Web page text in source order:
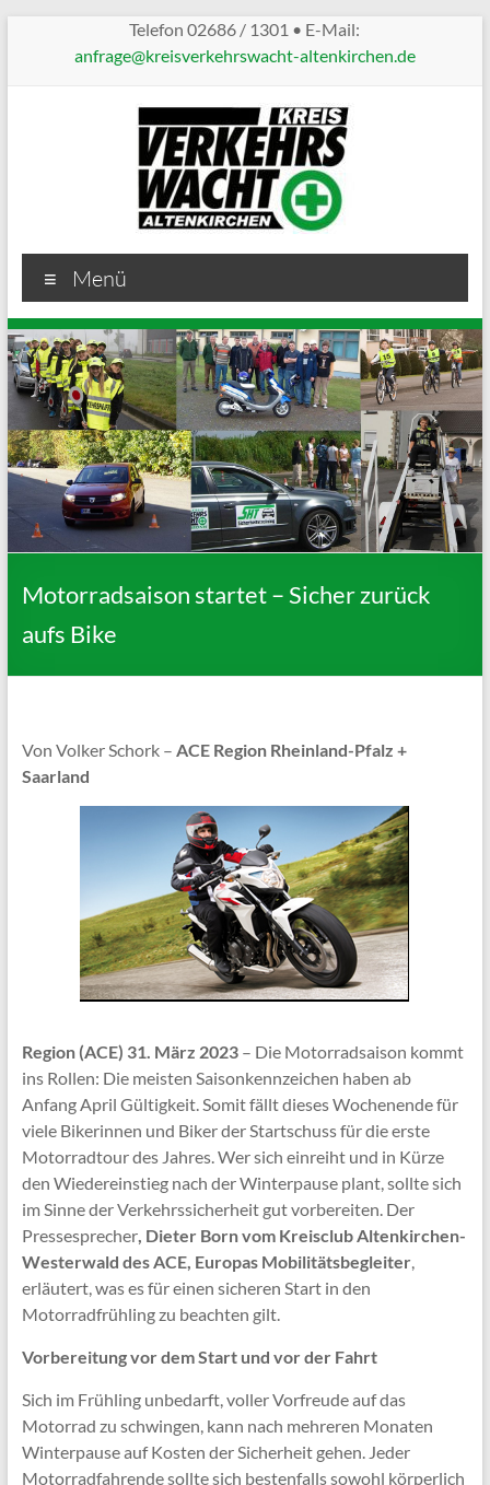
Telefon 02686 / 1301 • E-Mail:
anfrage@kreisverkehrswacht-altenkirchen.de
Kreisverkehrswacht
Altenkirchen
Sicherheit
im
Straßenverkehr
Menü
Motorradsaison startet – Sicher zurück
aufs Bike
Von Volker Schork – ACE Region Rheinland-Pfalz +
Saarland
Region (ACE) 31. März 2023– Die Motorradsaison kommt
ins Rollen: Die meisten Saisonkennzeichen haben ab
Anfang April Gültigkeit. Somit fällt dieses Wochenende für
viele Bikerinnen und Biker der Startschuss für die erste
Motorradtour des Jahres. Wer sich einreiht und in Kürze
den Wiedereinstieg nach der Winterpause plant, sollte sich
im Sinne der Verkehrssicherheit gut vorbereiten. Der
Pressesprecher, Dieter Born vom Kreisclub Altenkirchen-
Westerwald des ACE, Europas Mobilitätsbegleiter,
erläutert, was es für einen sicheren Start in den
Motorradfrühling zu beachten gilt.
Vorbereitung vor dem Start und vor der Fahrt
Sich im Frühling unbedarft, voller Vorfreude auf das
Motorrad zu schwingen, kann nach mehreren Monaten
Winterpause auf Kosten der Sicherheit gehen. Jeder
Motorradfahrende sollte sich bestenfalls sowohl körperlich